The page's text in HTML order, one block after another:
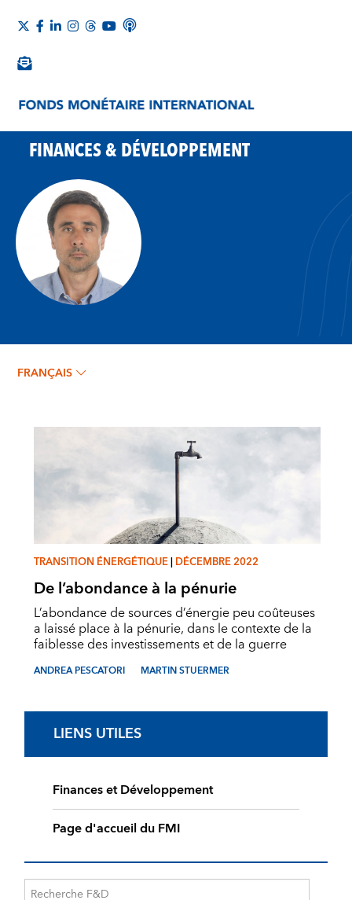
FINANCES & DÉVELOPPEMENT
ANDREA PESCATORI
FRANÇAIS
TRANSITION ÉNERGÉTIQUE|DÉCEMBRE 2022
De l’abondance à la pénurie
L’abondance de sources d’énergie peu coûteuses
a laissé place à la pénurie, dans le contexte de la
faiblesse des investissements et de la guerre
ANDREA PESCATORI MARTIN STUERMER
LIENS UTILES
Finances et Développement
Page d'accueil du FMI